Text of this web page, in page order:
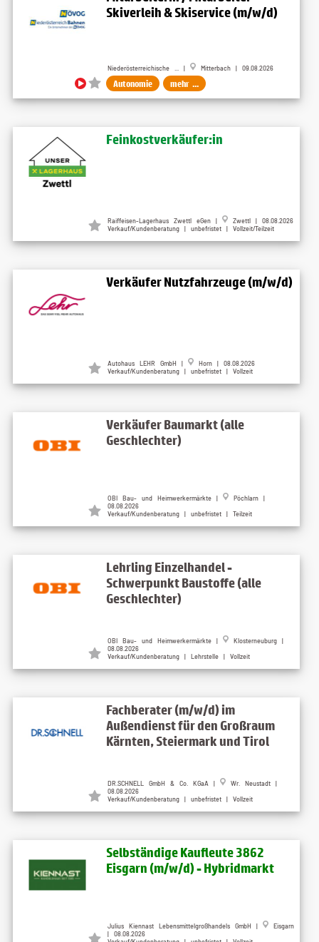
Skiverleih & Skiservice (m/w/d)
Niederösterreichische ... | Mitterbach | 09.08.2026
Autonomie mehr ...
Feinkostverkäufer:in
Raiffeisen-Lagerhaus Zwettl eGen |
Zwettl | 08.08.2026
Verkauf/Kundenberatung | unbefristet | Vollzeit/Teilzeit
Verkäufer Nutzfahrzeuge (m/w/d)
Autohaus LEHR GmbH |
Horn | 08.08.2026
Verkauf/Kundenberatung | unbefristet | Vollzeit
Verkäufer Baumarkt (alle
Geschlechter)
OBI Bau- und Heimwerkermärkte |
Pöchlarn |
08.08.2026
Verkauf/Kundenberatung | unbefristet | Teilzeit
Lehrling Einzelhandel -
Schwerpunkt Baustoffe (alle
Geschlechter)
OBI Bau- und Heimwerkermärkte |
Klosterneuburg |
08.08.2026
Verkauf/Kundenberatung | Lehrstelle | Vollzeit
Fachberater (m/w/d) im
Außendienst für den Großraum
Kärnten, Steiermark und Tirol
DR.SCHNELL GmbH & Co. KGaA |
Wr. Neustadt |
08.08.2026
Verkauf/Kundenberatung | unbefristet | Vollzeit
Selbständige Kaufleute 3862
Eisgarn (m/w/d) - Hybridmarkt
Julius Kiennast Lebensmittelgroßhandels GmbH |
Eisgarn
| 08.08.2026